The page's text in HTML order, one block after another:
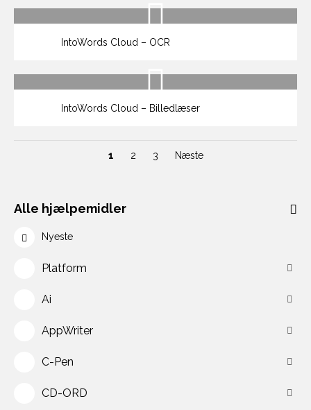
IntoWords Cloud – OCR
IntoWords Cloud – Billedlæser
1 2 3 Næste
Alle hjælpemidler
Nyeste
Platform
Ai
AppWriter
C-Pen
CD-ORD